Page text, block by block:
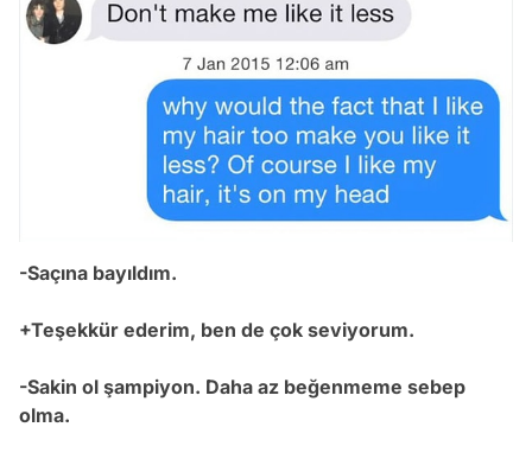
-Saçına bayıldım.
+Teşekkür ederim, ben de çok seviyorum.
-Sakin ol şampiyon. Daha az beğenmeme sebep
olma.